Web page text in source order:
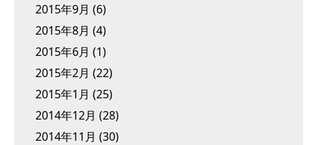
2015年9月 (6)
2015年8月 (4)
2015年6月 (1)
2015年2月 (22)
2015年1月 (25)
2014年12月 (28)
2014年11月 (30)